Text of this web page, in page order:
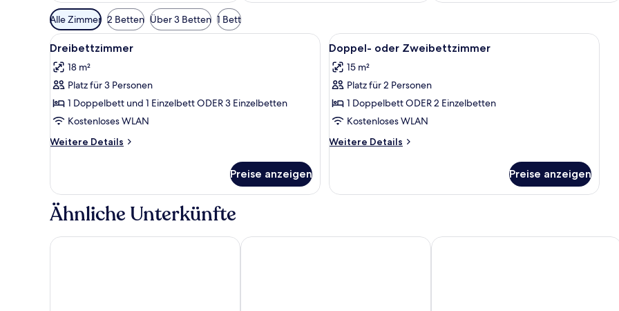
Verfügbare
Filter
für
Zimmer
Alle Zimmer 2 Betten Über 3 Betten 1 Bett
Alle
Fotos
für
Dreibettzimmer
anzeigen
Ein Hotelzimmer mit zwei Betten, einem großen Sonnenuntergangsbild und Nachttischlampen.
9
Dreibettzimmer
18 m²
Platz für 3 Personen
1 Doppelbett und 1 Einzelbett ODER 3 Einzelbetten
Kostenloses WLAN
Weitere Details
Weitere
Preise anzeigen
Alle
Fotos
für
Doppel-
oder
Zweibettzimmer
anzeigen
Ein Hotelzimmer mit zwei Betten,
13
Doppel- oder Zweibettzimmer
15 m²
Platz für 2 Personen
1 Doppelbett ODER 2 Einzelbetten
Kostenloses WLAN
Weitere Details
Weitere
oder
Preise anzeigen
Ähnliche Unterkünfte
Hotel Asturias Alda Miramar Rooms Hotel Bahía